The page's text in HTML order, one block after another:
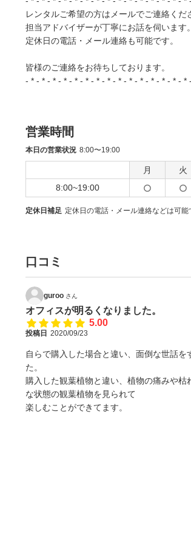
レンタルご希望の方はメールでご連絡くだ
担当アドバイザーが丁寧にお話を伺います。
定休日の電話・メール連絡も可能です。
皆様のご連絡をお待ちしております。
- * - * - * - * - * - * - * - * - * - * - * - * - * - * - *
営業時間
本日の営業状況 8:00〜19:00
月 火
8:00~19:00
定休日補足 定休日の電話・メール連絡などは可能
口コミ
guroo さん
オフィスが明るくなりました。
5.00
投稿日 2020/09/23
自らで購入した場合と違い、面倒な世話
た。
購入した観葉植物と違い、植物の痛みや
な状態の観葉植物を見られて
楽しむことができてます。